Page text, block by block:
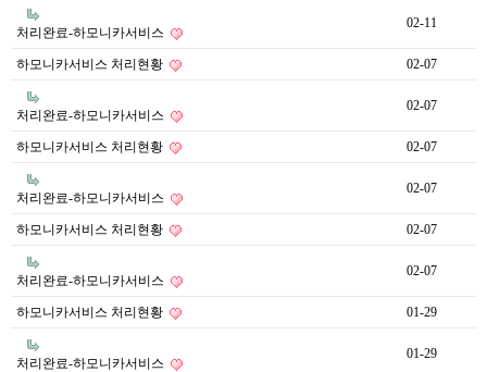
처리완료-하모니카서비스
02-11
하모니카서비스 처리현황 02-07
처리완료-하모니카서비스
02-07
하모니카서비스 처리현황 02-07
처리완료-하모니카서비스
02-07
하모니카서비스 처리현황 02-07
처리완료-하모니카서비스
02-07
하모니카서비스 처리현황 01-29
처리완료-하모니카서비스
01-29